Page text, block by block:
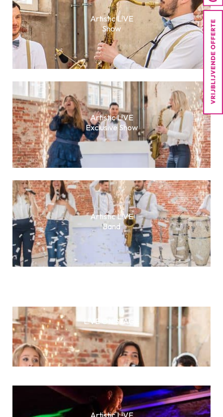
Artistic L!VE
Show
Artistic L!VE
Exclusive Show
Artistic L!VE
Band
L!VE ON STAGE
Artistic L!VE